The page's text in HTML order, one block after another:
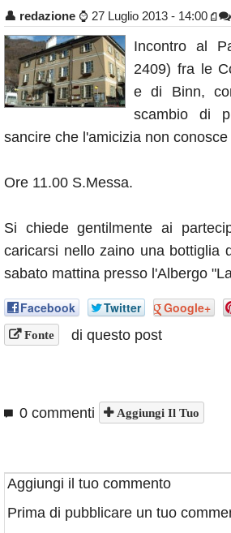
Rubriche
Calendario
Annunci
👤 redazione ⌚ 27 Luglio 2013 - 14:00
Incontro al
2409) fra le
e di Binn,
scambio di
sancire che l'amicizia non conosce
Ore 11.00 S.Messa.
Si chiede gentilmente ai
caricarsi nello zaino una bottiglia
sabato mattina presso l'Albergo
Facebook Twitter Google+
Fonte di questo post
0 commenti Aggiungi Il Tuo
Aggiungi il tuo commento
Prima di pubblicare un tuo